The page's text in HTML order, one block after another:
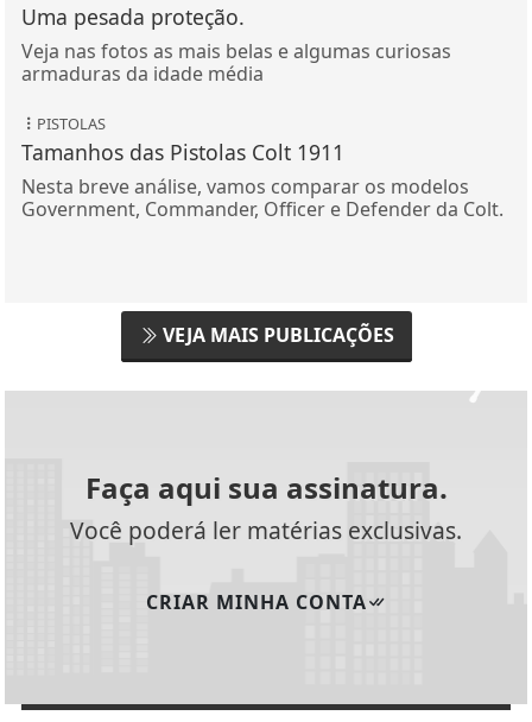
Uma pesada proteção.
Veja nas fotos as mais belas e algumas curiosas
armaduras da idade média
PISTOLAS
Tamanhos das Pistolas Colt 1911
Nesta breve análise, vamos comparar os modelos
Government, Commander, Officer e Defender da Colt.
VEJA MAIS PUBLICAÇÕES
Faça aqui sua assinatura.
Você poderá ler matérias exclusivas.
CRIAR MINHA CONTA